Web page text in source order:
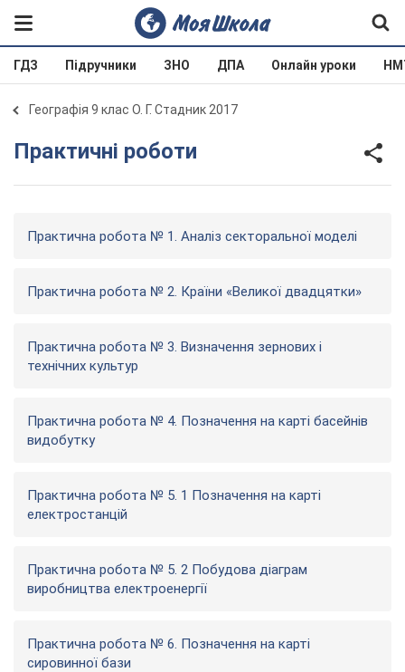
ГДЗ Підручники ЗНО ДПА Онлайн уроки
Географія 9 клас О. Г. Стадник 2017
Практичні роботи
Практична робота № 1. Аналіз секторальної моделі
Практична робота № 2. Країни «Великої двадцятки»
Практична робота № 3. Визначення зернових і
технічних культур
Практична робота № 4. Позначення на карті басейнів
видобутку
Практична робота № 5. 1 Позначення на карті
електростанцій
Практична робота № 5. 2 Побудова діаграм
виробництва електроенергії
Практична робота № 6. Позначення на карті
сировинної бази